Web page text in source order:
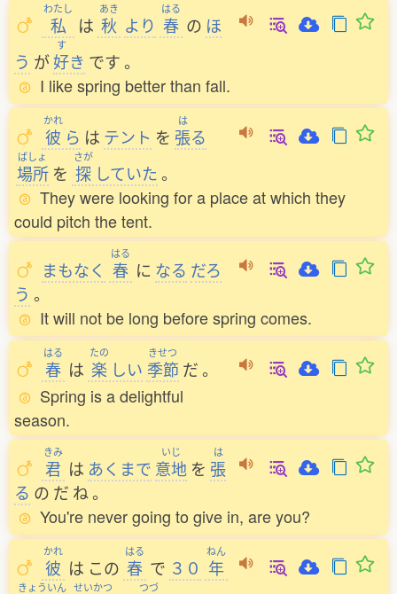
わたし
私 は
あき
秋 より
はる
春 の ほ
う が
す
好き です。
I like spring better than fall.
かれ
彼 ら は テント を
は
張る
ばしょ
場所 を
さが
探 していた。
They were looking for a place at which they
could pitch the tent.
まもなく
はる
春 に なる だろ
う 。
It will not be long before spring comes.
はる
春 は
たの
楽 しい
きせつ
季節 だ。
Spring is a delightful
season.
きみ
君 は あくまで
いじ
意地 を
は
張
る の だ ね。
You're never going to give in, are you?
かれ
彼 は この
はる
春 で ３０
ねん
年
きょういん せいかつ つづ